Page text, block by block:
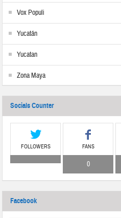
Vox Populi
Yucatán
Yucatan
Zona Maya
Socials Counter
FOLLOWERS FANS
0
Facebook